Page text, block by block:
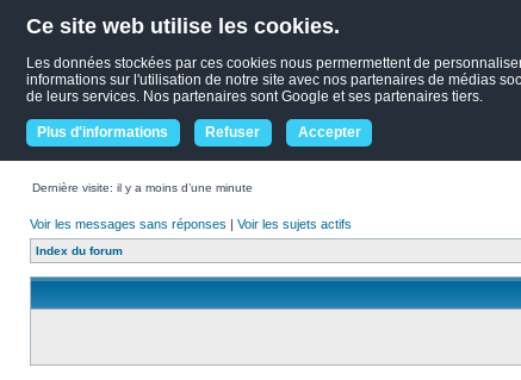
Ce site web utilise les cookies.
Les données stockées par ces cookies nous permermettent de
informations sur l'utilisation de notre site avec nos partenaires de médias
de leurs services. Nos partenaires sont Google et ses partenaires tiers.
Plus d'informations Refuser Accepter
Dernière visite: il y a moins d’une minute
Voir les messages sans réponses | Voir les sujets actifs
Index du forum